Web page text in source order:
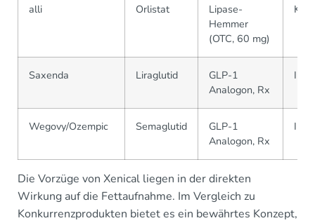
alli Orlistat
Lipase-
Hemmer
(OTC, 60 mg)
Saxenda Liraglutid
GLP-1
Analogon, Rx
Wegovy/Ozempic Semaglutid
GLP-1
Analogon, Rx
Die Vorzüge von Xenical liegen in der direkten
Wirkung auf die Fettaufnahme. Im Vergleich zu
Konkurrenzprodukten bietet es ein bewährtes Konzept,